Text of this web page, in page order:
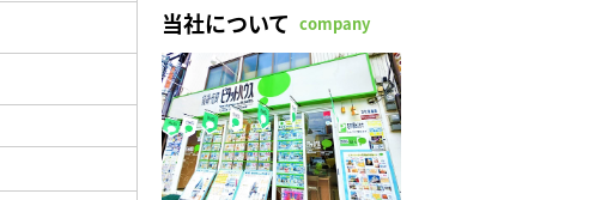
当社について company